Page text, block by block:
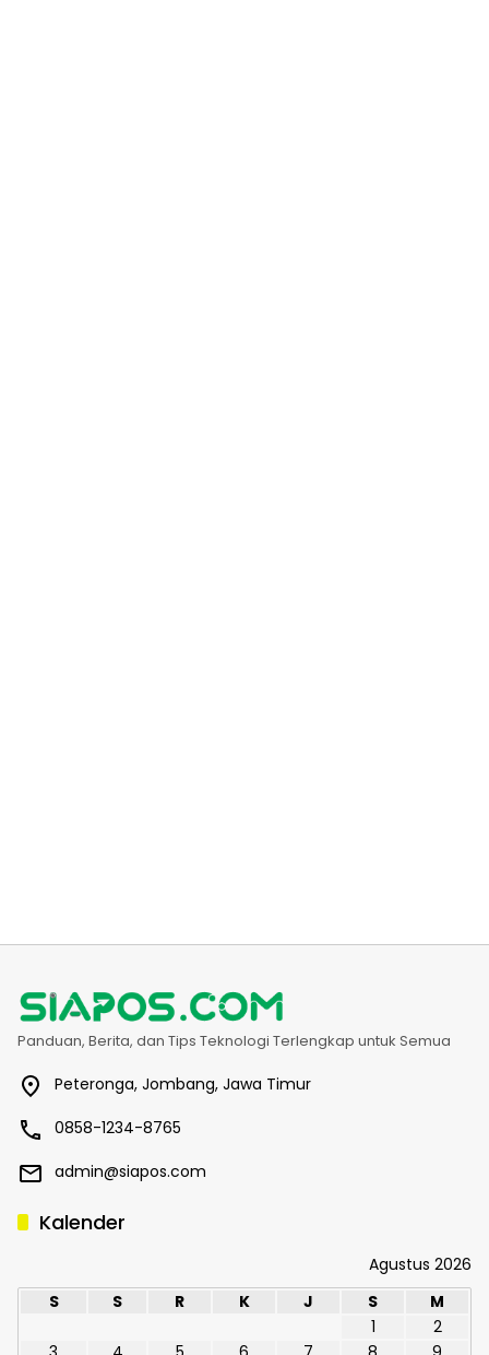
Panduan, Berita, dan Tips Teknologi Terlengkap untuk Semua
Peteronga, Jombang, Jawa Timur
0858-1234-8765
admin@siapos.com
Kalender
Agustus 2026
S
S R K J S
M
1
2